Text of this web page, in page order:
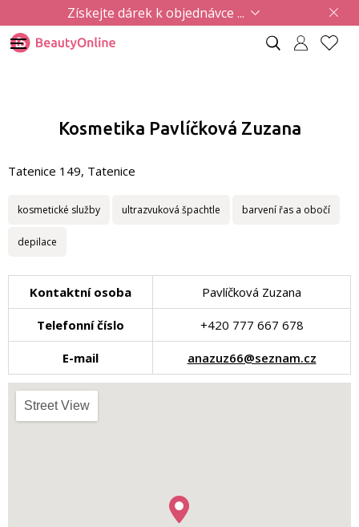
Získejte dárek k objednávce ...
Kosmetika Pavlíčková Zuzana
Tatenice 149, Tatenice
kosmetické služby ultrazvuková špachtle barvení řas a obočí
depilace
Kontaktní osoba Pavlíčková Zuzana
Telefonní číslo +420 777 667 678
E-mail anazuz66@seznam.cz
Street View